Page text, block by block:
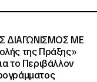
ΔΙΑΓΩΝΙΣΜΟΣ ΜΕ
της Πράξης»
το Περιβάλλον